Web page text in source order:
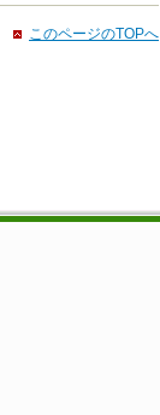
このページのTOPへ